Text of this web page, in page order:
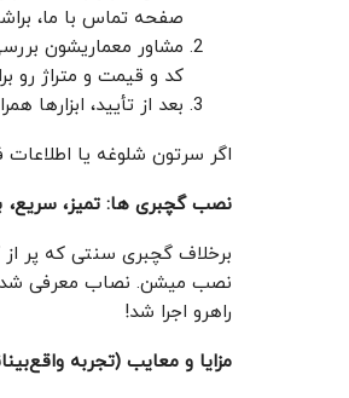
صفحه تماس با ما،
مشاور معماریشون
کد و قیمت و متراژ رو
بعد از تأیید،
اگر سرتون شلوغه یا اطلاعات
نصب گچبری‌ ها: تمیز، سریع،
برخلاف گچبری سنتی که پر
راهرو اجرا شد!
مزایا و معایب (تجربه